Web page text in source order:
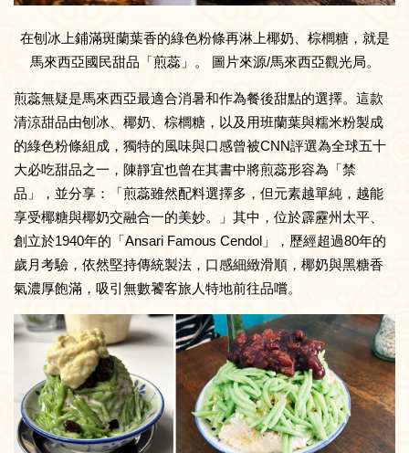
在刨冰上鋪滿斑蘭葉香的綠色粉條再淋上椰奶、棕櫚糖，就是
馬來西亞國民甜品「煎蕊」。 圖片來源/馬來西亞觀光局。
煎蕊無疑是馬來西亞最適合消暑和作為餐後甜點的選擇。這款
清涼甜品由刨冰、椰奶、棕櫚糖，以及用班蘭葉與糯米粉製成
的綠色粉條組成，獨特的風味與口感曾被CNN評選為全球五十
大必吃甜品之一，陳靜宜也曾在其書中將煎蕊形容為「禁
品」，並分享：「煎蕊雖然配料選擇多，但元素越單純，越能
享受椰糖與椰奶交融合一的美妙。」其中，位於霹靂州太平、
創立於1940年的「Ansari Famous Cendol」，歷經超過80年的
歲月考驗，依然堅持傳統製法，口感細緻滑順，椰奶與黑糖香
氣濃厚飽滿，吸引無數饕客旅人特地前往品嚐。